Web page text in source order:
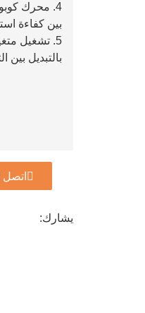
4. محرك
بين كفاءة
5. تشغيل
بالتبديل
اتصل
يشارك: